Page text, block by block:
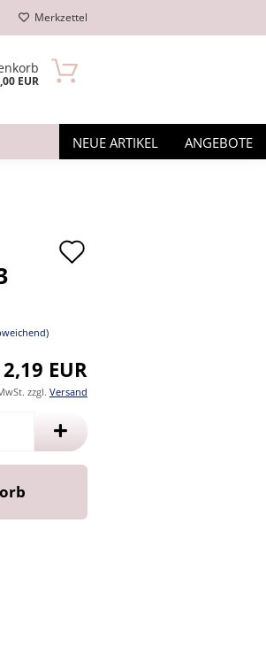
Merkzettel
EUR
NEUE ARTIKEL ANGEBOTE
2,19 EUR
zzgl. Versand